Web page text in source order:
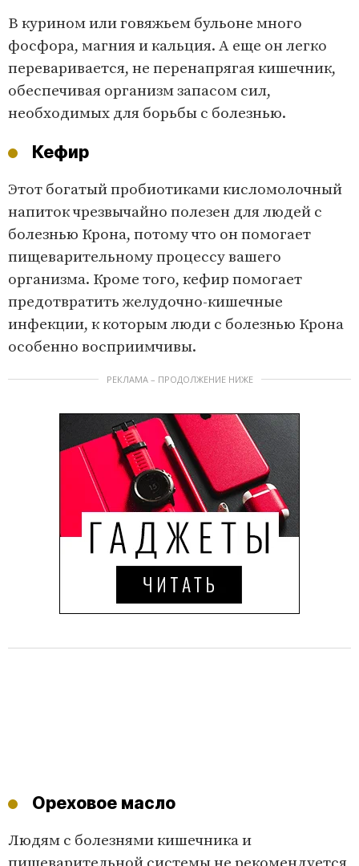
В курином или говяжьем бульоне много
фосфора, магния и кальция. А еще он легко
переваривается, не перенапрягая кишечник,
обеспечивая организм запасом сил,
необходимых для борьбы с болезнью.
Кефир
Этот богатый пробиотиками кисломолочный
напиток чрезвычайно полезен для людей с
болезнью Крона, потому что он помогает
пищеварительному процессу вашего
организма. Кроме того, кефир помогает
предотвратить желудочно-кишечные
инфекции, к которым люди с болезнью Крона
особенно восприимчивы.
РЕКЛАМА – ПРОДОЛЖЕНИЕ НИЖЕ
Ореховое масло
Людям с болезнями кишечника и